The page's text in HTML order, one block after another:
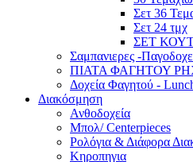
Σετ 36
Σετ 24 τμχ
ΣΕΤ
Σαμπανιερες -
ΠΙΑΤΑ ΦΑΓΗΤΟΥ
Δοχεία Φαγητού -
Διακόσμηση
Ανθοδοχεία
Μπολ/ Centerpieces
Ρολόγια & Διάφορα
Κηροπηγια